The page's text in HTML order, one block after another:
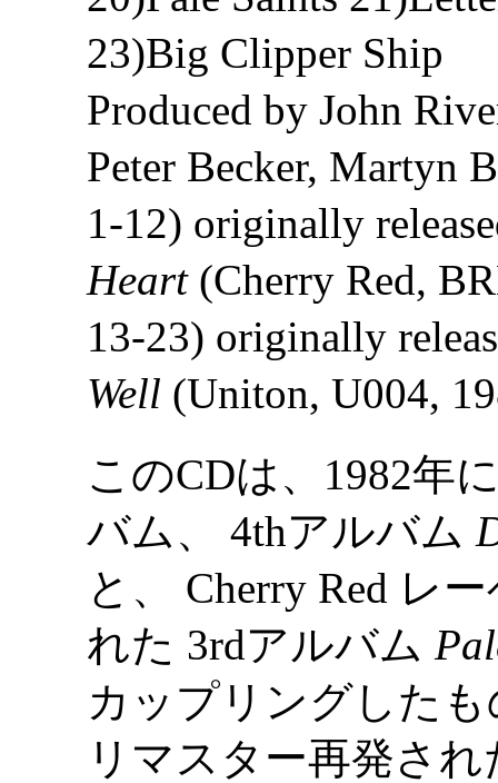
23)Big Clipper Ship
Produced by John
Peter Becker, Martyn
1-12) originally
Heart(Cherry Red,
13-23) originally
Well (Uniton, U004,
このCDは、1982年
バム、 4thアルバム
と、 Cherry Red レ
れた 3rdアルバム
カップリングした
リマスター再発され